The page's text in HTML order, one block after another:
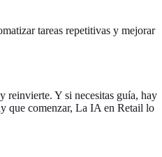
tareas repetitivas y mejorar
reinvierte. Y si necesitas guía, hay
que comenzar, La IA en Retail lo